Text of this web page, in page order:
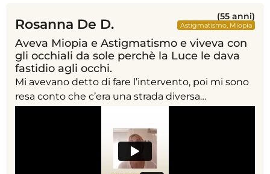
Rosanna De D. (55 anni)
Astigmatismo Miopia
Aveva Miopia e Astigmatismo e viveva con
gli occhiali da sole perchè la Luce le dava
fastidio agli occhi.
Mi avevano detto di fare l’intervento, poi mi sono
resa conto che c’era una strada diversa…